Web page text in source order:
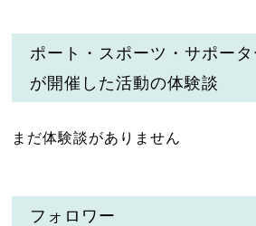
ポート・スポーツ・サポー
が開催した活動の体験談
まだ体験談がありません
フォロワー